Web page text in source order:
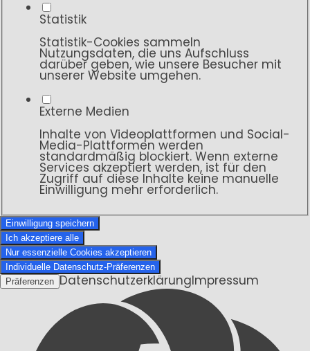
Statistik
Statistik-Cookies sammeln
Nutzungsdaten, die uns Aufschluss
darüber geben, wie unsere Besucher mit
unserer Website umgehen.
Externe Medien
Inhalte von Videoplattformen und Social-
Media-Plattformen werden
standardmäßig blockiert. Wenn externe
Services akzeptiert werden, ist für den
Zugriff auf diese Inhalte keine manuelle
Einwilligung mehr erforderlich.
Einwilligung speichern
Ich akzeptiere alle
Nur essenzielle Cookies akzeptieren
Individuelle Datenschutz-Präferenzen
Präferenzen DatenschutzerklärungImpressum